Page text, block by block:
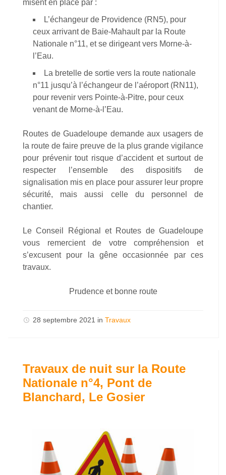
misent en place par :
L’échangeur de Providence (RN5), pour
ceux arrivant de Baie-Mahault par la Route
Nationale n°11, et se dirigeant vers Morne-à-
l’Eau.
La bretelle de sortie vers la route nationale
n°11 jusqu’à l’échangeur de l’aéroport (RN11),
pour revenir vers Pointe-à-Pitre, pour ceux
venant de Morne-à-l’Eau.
Routes de Guadeloupe demande aux usagers de
la route de faire preuve de la plus grande vigilance
pour prévenir tout risque d’accident et surtout de
respecter l’ensemble des dispositifs de
signalisation mis en place pour assurer leur propre
sécurité, mais aussi celle du personnel de
chantier.
Le Conseil Régional et Routes de Guadeloupe
vous remercient de votre compréhension et
s’excusent pour la gêne occasionnée par ces
travaux.
Prudence et bonne route
28 septembre 2021 in Travaux
Travaux de nuit sur la Route
Nationale n°4, Pont de
Blanchard, Le Gosier